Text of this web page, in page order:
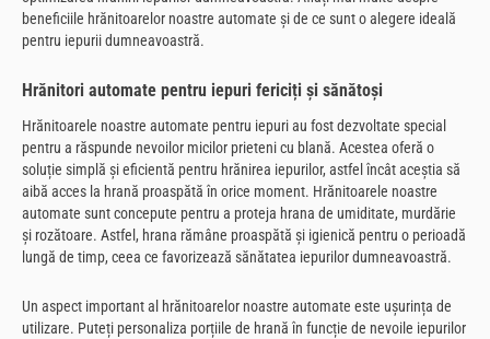
beneficiile hrănitoarelor noastre automate și de ce sunt o alegere ideală
pentru iepurii dumneavoastră.
Hrănitori automate pentru iepuri fericiți și sănătoși
Hrănitoarele noastre automate pentru iepuri au fost dezvoltate special
pentru a răspunde nevoilor micilor prieteni cu blană. Acestea oferă o
soluție simplă și eficientă pentru hrănirea iepurilor, astfel încât aceștia să
aibă acces la hrană proaspătă în orice moment. Hrănitoarele noastre
automate sunt concepute pentru a proteja hrana de umiditate, murdărie
și rozătoare. Astfel, hrana rămâne proaspătă și igienică pentru o perioadă
lungă de timp, ceea ce favorizează sănătatea iepurilor dumneavoastră.
Un aspect important al hrănitoarelor noastre automate este ușurința de
utilizare. Puteți personaliza porțiile de hrană în funcție de nevoile iepurilor